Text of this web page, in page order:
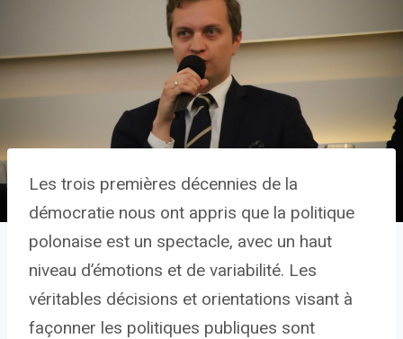
Les trois premières décennies de la
démocratie nous ont appris que la politique
polonaise est un spectacle, avec un haut
niveau d’émotions et de variabilité. Les
véritables décisions et orientations visant à
façonner les politiques publiques sont